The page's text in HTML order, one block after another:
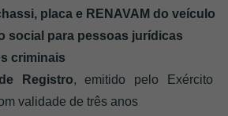
placa e RENAVAM do veículo
social para pessoas jurídicas
criminais
Registro, emitido pelo Exército
validade de três anos